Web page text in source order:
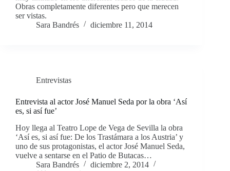
Obras completamente diferentes pero que merecen
ser vistas.
Sara Bandrés
diciembre 11, 2014
Entrevistas
Entrevista al actor José Manuel Seda por la obra ‘Así
es, si así fue’
Hoy llega al Teatro Lope de Vega de Sevilla la obra
‘Así es, si así fue: De los Trastámara a los Austria’ y
uno de sus protagonistas, el actor José Manuel Seda,
vuelve a sentarse en el Patio de Butacas…
Sara Bandrés
diciembre 2, 2014